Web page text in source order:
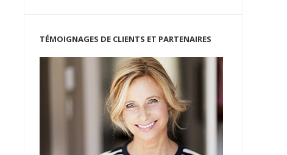
TÉMOIGNAGES DE CLIENTS ET PARTENAIRES